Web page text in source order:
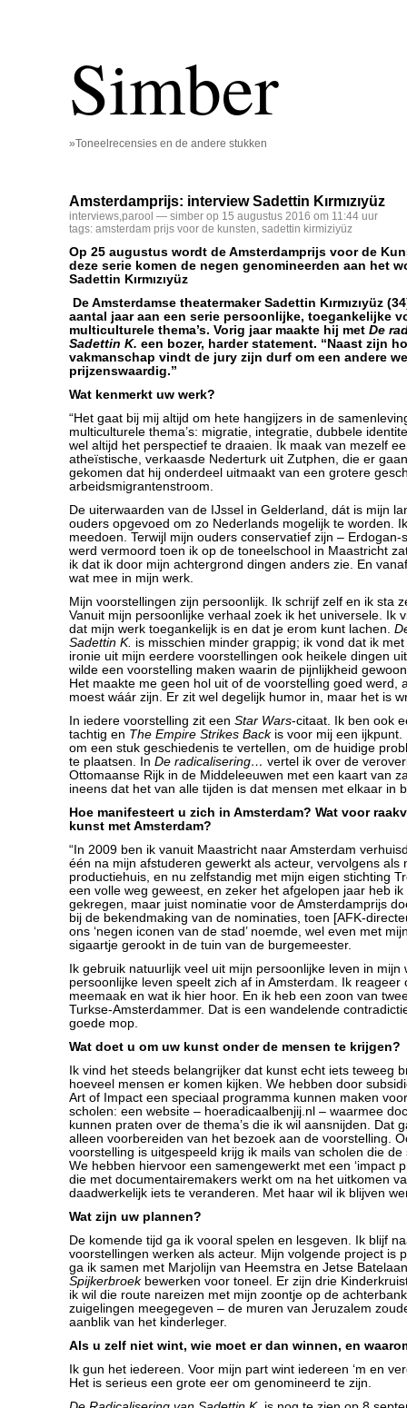
Simber
»Toneelrecensies en de andere stukken
Amsterdamprijs: interview Sadettin Kırmızıyüz
interviews,parool — simber op 15 augustus 2016 om 11:44 uur
tags: amsterdam prijs voor de kunsten, sadettin kirmiziyüz
Op 25 augustus wordt de Amsterdamprijs voor de
deze serie komen de negen genomineerden aan het
Sadettin Kırmızıyüz
De Amsterdamse theatermaker Sadettin Kırmızıyüz
aantal jaar aan een serie persoonlijke, toegankelijke
multiculturele thema’s. Vorig jaar maakte hij met De
Sadettin K. een bozer, harder statement. “Naast zijn
vakmanschap vindt de jury zijn durf om een andere
prijzenswaardig.”
Wat kenmerkt uw werk?
“Het gaat bij mij altijd om hete hangijzers in de
multiculturele thema’s: migratie, integratie, dubbele
wel altijd het perspectief te draaien. Ik maak van mezelf
atheïstische, verkaasde Nederturk uit Zutphen, die er
gekomen dat hij onderdeel uitmaakt van een grotere
arbeidsmigrantenstroom.
De uiterwaarden van de IJssel in Gelderland, dát is mijn
ouders opgevoed om zo Nederlands mogelijk te worden.
meedoen. Terwijl mijn ouders conservatief zijn – Erdogan-
werd vermoord toen ik op de toneelschool in Maastricht
ik dat ik door mijn achtergrond dingen anders zie. En
wat mee in mijn werk.
Mijn voorstellingen zijn persoonlijk. Ik schrijf zelf en ik sta
Vanuit mijn persoonlijke verhaal zoek ik het universele. Ik
dat mijn werk toegankelijk is en dat je erom kunt lachen.
Sadettin K. is misschien minder grappig; ik vond dat ik
ironie uit mijn eerdere voorstellingen ook heikele dingen
wilde een voorstelling maken waarin de pijnlijkheid
Het maakte me geen hol uit of de voorstelling goed werd,
moest wáár zijn. Er zit wel degelijk humor in, maar het is
In iedere voorstelling zit een Star Wars-citaat. Ik ben ook
tachtig en The Empire Strikes Backis voor mij een ijkpunt.
om een stuk geschiedenis te vertellen, om de huidige
te plaatsen. In De radicalisering… vertel ik over de
Ottomaanse Rijk in de Middeleeuwen met een kaart van
ineens dat het van alle tijden is dat mensen met elkaar in
Hoe manifesteert u zich in Amsterdam? Wat voor
kunst met Amsterdam?
“In 2009 ben ik vanuit Maastricht naar Amsterdam
één na mijn afstuderen gewerkt als acteur, vervolgens als
productiehuis, en nu zelfstandig met mijn eigen stichting
een volle weg geweest, en zeker het afgelopen jaar heb
gekregen, maar juist nominatie voor de Amsterdamprijs
bij de bekendmaking van de nominaties, toen [AFK-
ons ‘negen iconen van de stad’ noemde, wel even met
sigaartje gerookt in de tuin van de burgemeester.
Ik gebruik natuurlijk veel uit mijn persoonlijke leven in mijn
persoonlijke leven speelt zich af in Amsterdam. Ik reageer
meemaak en wat ik hier hoor. En ik heb een zoon van
Turkse-Amsterdammer. Dat is een wandelende
goede mop.
Wat doet u om uw kunst onder de mensen te krijgen?
Ik vind het steeds belangrijker dat kunst echt iets teweeg
hoeveel mensen er komen kijken. We hebben door
Art of Impact een speciaal programma kunnen maken
scholen: een website – hoeradicaalbenjij.nl – waarmee
kunnen praten over de thema’s die ik wil aansnijden. Dat
alleen voorbereiden van het bezoek aan de voorstelling.
voorstelling is uitgespeeld krijg ik mails van scholen die
We hebben hiervoor een samengewerkt met een ‘impact
die met documentairemakers werkt om na het uitkomen
daadwerkelijk iets te veranderen. Met haar wil ik blijven
Wat zijn uw plannen?
De komende tijd ga ik vooral spelen en lesgeven. Ik blijf
voorstellingen werken als acteur. Mijn volgende project is
ga ik samen met Marjolijn van Heemstra en Jetse
Spijkerbroekbewerken voor toneel. Er zijn drie
ik wil die route nareizen met mijn zoontje op de
zuigelingen meegegeven – de muren van Jeruzalem
aanblik van het kinderleger.
Als u zelf niet wint, wie moet er dan winnen, en
Ik gun het iedereen. Voor mijn part wint iedereen ‘m en
Het is serieus een grote eer om genomineerd te zijn.